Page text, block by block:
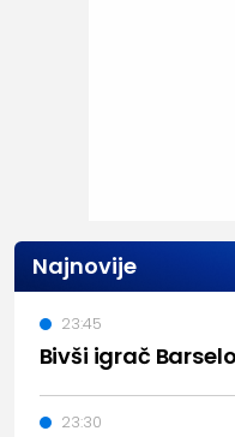
Najnovije
Bivši igrač
23:45
23:30